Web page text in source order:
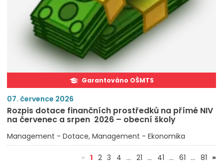
Garantováno OŠMTS
07. července 2026
Rozpis dotace finančních prostředků na přímé NIV
na červenec a srpen 2026 – obecní školy
Management - Dotace Management - Ekonomika
« 1(aktuální)
2 3 4 … 21 … 41 … 61 … 81 »